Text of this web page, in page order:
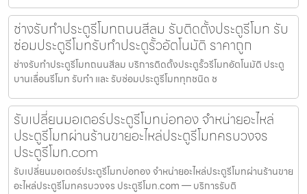
ช่างรับทำประตูรีโมทถนนสีลม รับติดตั้งประตูรีโมท รับ
ซ่อมประตูรีโมทรับทำประตูรั้วอัตโนมัติ ราคาถูก
ช่างรับทำประตูรีโมทถนนสีลม บริการติดตั้งประตูรั้วรีโมทอัตโนมัติ ประตู
บานเลื่อนรีโมท รับทำ และ รับซ่อมประตูรีโมททุกชนิด ช
รับเปลี่ยนมอเตอร์ประตูรีโมทบ่อทอง จำหน่ายอะไหล่
ประตูรีโมทผ่านร้านขายอะไหล่ประตูรีโมทครบวงจร
ประตูรีโมท.com
รับเปลี่ยนมอเตอร์ประตูรีโมทบ่อทอง จำหน่ายอะไหล่ประตูรีโมทผ่านร้านขาย
อะไหล่ประตูรีโมทครบวงจร ประตูรีโมท.com — บริการรับติ